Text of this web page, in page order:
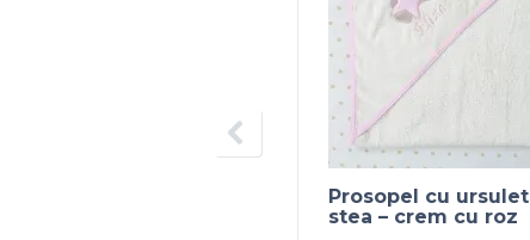
Prosopel cu
stea – crem cu roz